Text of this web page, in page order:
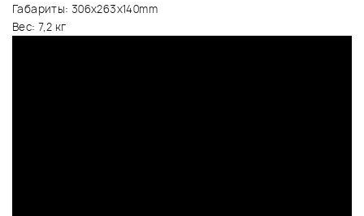
Габариты: 306x263x140mm
Вес: 7,2 кг